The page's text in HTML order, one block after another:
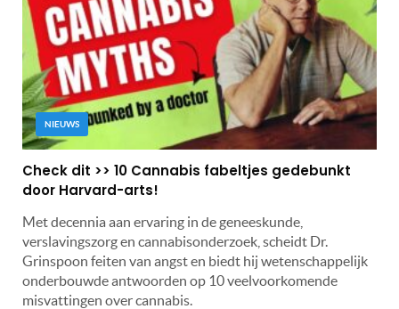
NIEUWS
Check dit >> 10 Cannabis fabeltjes gedebunkt
door Harvard-arts!
Met decennia aan ervaring in de geneeskunde,
verslavingszorg en cannabisonderzoek, scheidt Dr.
Grinspoon feiten van angst en biedt hij wetenschappelijk
onderbouwde antwoorden op 10 veelvoorkomende
misvattingen over cannabis.